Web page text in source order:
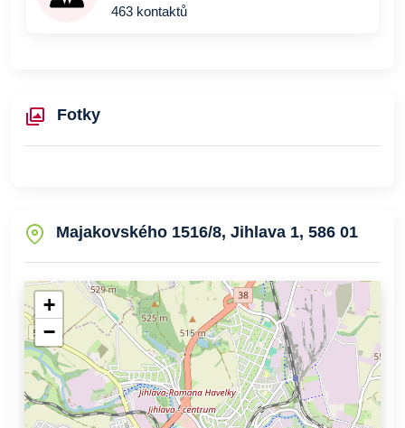
463 kontaktů
Fotky
Majakovského 1516/8, Jihlava 1, 586 01
+
−